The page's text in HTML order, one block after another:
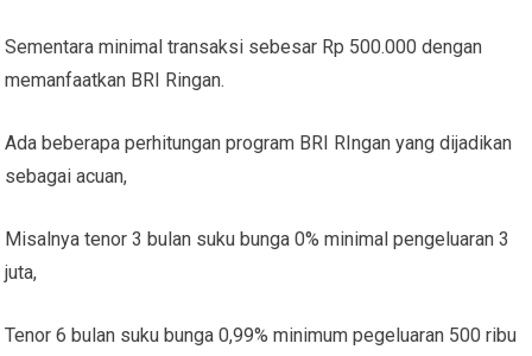
Sementara minimal transaksi sebesar Rp 500.000 dengan
memanfaatkan BRI Ringan.
Ada beberapa perhitungan program BRI RIngan yang dijadikan
sebagai acuan,
Misalnya tenor 3 bulan suku bunga 0% minimal pengeluaran 3
juta,
Tenor 6 bulan suku bunga 0,99% minimum pegeluaran 500 ribu